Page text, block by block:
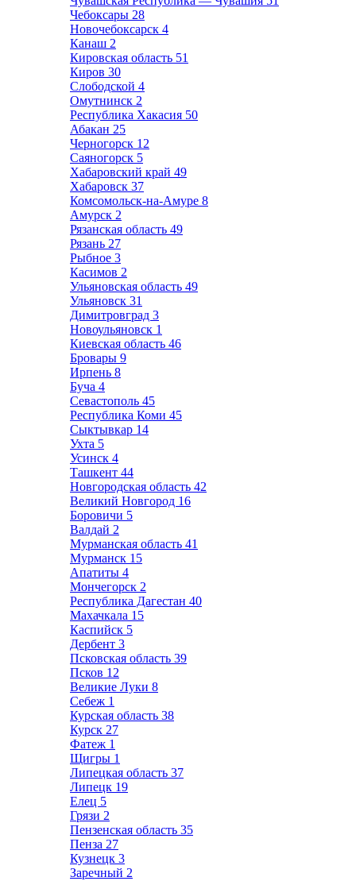
Чебоксары 28
Новочебоксарск 4
Канаш 2
Кировская область 51
Киров 30
Слободской 4
Омутнинск 2
Республика Хакасия 50
Абакан 25
Черногорск 12
Саяногорск 5
Хабаровский край 49
Хабаровск 37
Комсомольск-на-Амуре 8
Амурск 2
Рязанская область 49
Рязань 27
Рыбное 3
Касимов 2
Ульяновская область 49
Ульяновск 31
Димитровград 3
Новоульяновск 1
Киевская область 46
Бровары 9
Ирпень 8
Буча 4
Севастополь 45
Республика Коми 45
Сыктывкар 14
Ухта 5
Усинск 4
Ташкент 44
Новгородская область 42
Великий Новгород 16
Боровичи 5
Валдай 2
Мурманская область 41
Мурманск 15
Апатиты 4
Мончегорск 2
Республика Дагестан 40
Махачкала 15
Каспийск 5
Дербент 3
Псковская область 39
Псков 12
Великие Луки 8
Себеж 1
Курская область 38
Курск 27
Фатеж 1
Щигры 1
Липецкая область 37
Липецк 19
Елец 5
Грязи 2
Пензенская область 35
Пенза 27
Кузнецк 3
Заречный 2